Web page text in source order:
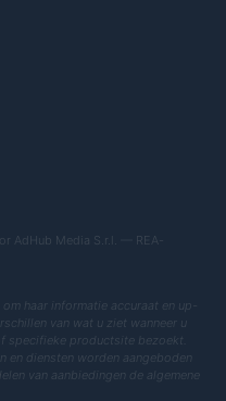
AdHub Media S.r.l. — REA-
haar informatie accuraat en up-
van wat u ziet wanneer u
specifieke productsite bezoekt.
en diensten worden aangeboden
van aanbiedingen de algemene